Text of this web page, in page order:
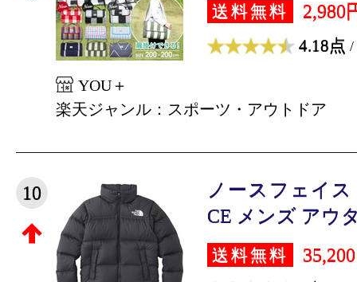
送料無料 2,980
4.18点 /
YOU＋
楽天ジャンル：スポーツ・アウトドア
10
ノースフェイス
CE メンズ アウ
送料無料